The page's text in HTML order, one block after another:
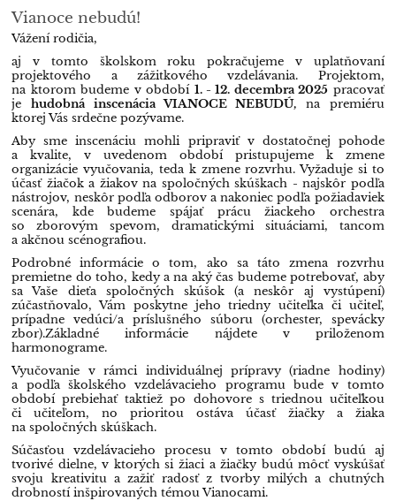
Vianoce nebudú!
Vážení rodičia,
aj v tomto školskom roku pokračujeme v uplatňovaní
projektového a zážitkového vzdelávania. Projektom,
na ktorom budeme v období 1. - 12. decembra 2025 pracovať
jehudobná inscenácia VIANOCE NEBUDÚ, na premiéru
ktorej Vás srdečne pozývame.
Aby sme inscenáciu mohli pripraviť v dostatočnej pohode
a kvalite, v uvedenom období pristupujeme k zmene
organizácie vyučovania, teda k zmene rozvrhu. Vyžaduje si to
účasť žiačok a žiakov na spoločných skúškach - najskôr podľa
nástrojov, neskôr podľa odborov a nakoniec podľa požiadaviek
scenára, kde budeme spájať prácu žiackeho orchestra
so zborovým spevom, dramatickými situáciami, tancom
a akčnou scénografiou.
Podrobné informácie o tom, ako sa táto zmena rozvrhu
premietne do toho, kedy a na aký čas budeme potrebovať, aby
sa Vaše dieťa spoločných skúšok (a neskôr aj vystúpení)
zúčastňovalo, Vám poskytne jeho triedny učiteľka či učiteľ,
prípadne vedúci/a príslušného súboru (orchester, spevácky
zbor).Základné informácie nájdete v priloženom
harmonograme.
Vyučovanie v rámci individuálnej prípravy (riadne hodiny)
a podľa školského vzdelávacieho programu bude v tomto
období prebiehať taktiež po dohovore s triednou učiteľkou
či učiteľom, no prioritou ostáva účasť žiačky a žiaka
na spoločných skúškach.
Súčasťou vzdelávacieho procesu v tomto období budú aj
tvorivé dielne, v ktorých si žiaci a žiačky budú môcť vyskúšať
svoju kreativitu a zažiť radosť z tvorby milých a chutných
drobností inšpirovaných témou Vianocami.